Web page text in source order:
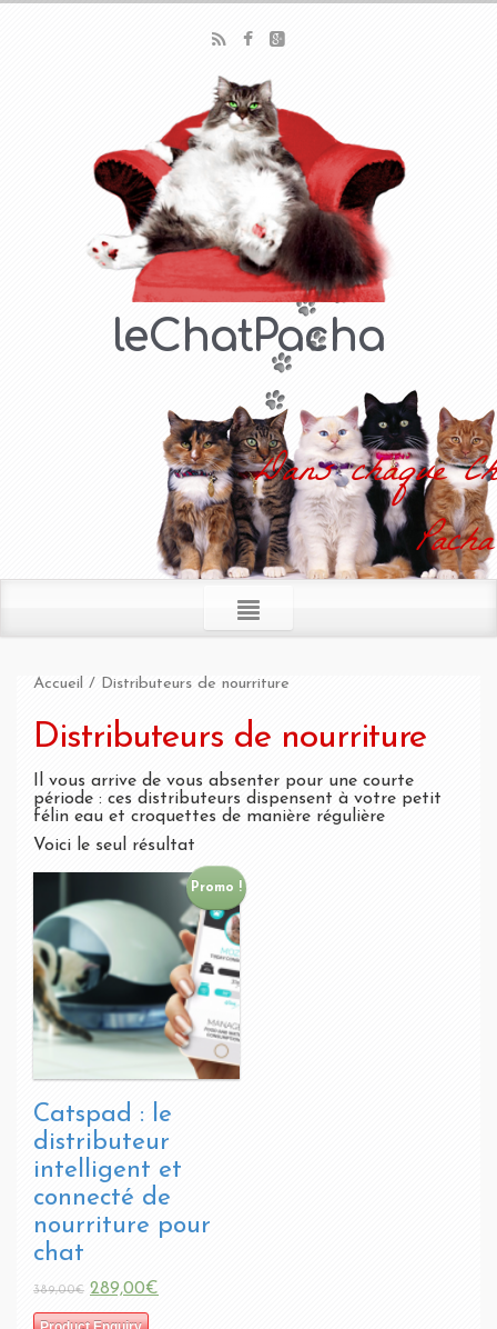
leChatPacha
Dans chaque
Accueil / Distributeurs de nourriture
Distributeurs de nourriture
Il vous arrive de vous absenter pour une courte
période : ces distributeurs dispensent à votre petit
félin eau et croquettes de manière régulière
Voici le seul résultat
Promo !
Catspad : le
distributeur
intelligent et
connecté de
nourriture pour
chat
389,00€ 289,00€